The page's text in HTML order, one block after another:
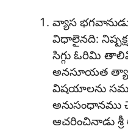
వ్యాస భగవానుడు
విధాలైనది:
సిగ్గు ఓరిమి
అనసూయత
విషయాలను
అనుసంధానము
ఆచరించినాడు